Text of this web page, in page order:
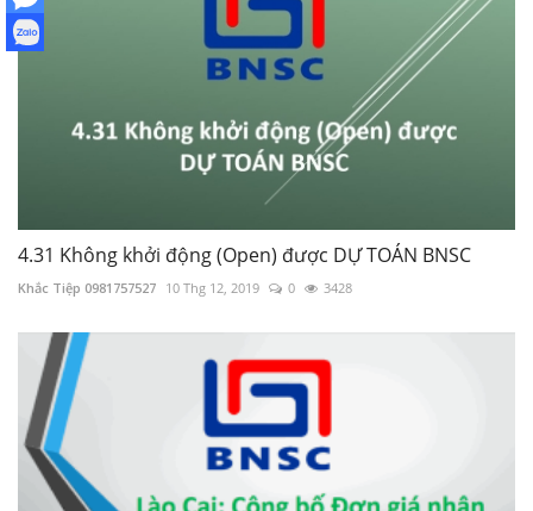
4.31 Không khởi động (Open) được DỰ TOÁN BNSC
Khắc Tiệp 0981757527 10 Thg 12, 2019 0 3428